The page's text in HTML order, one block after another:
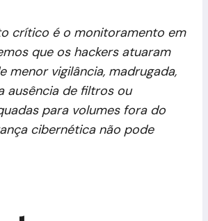
crítico é o monitoramento em
que os hackers atuaram
menor vigilância, madrugada,
ausência de filtros ou
para volumes fora do
cibernética não pode